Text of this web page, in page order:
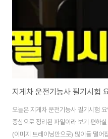
지게차 운전기능사 필기시험
오늘은 지게차 운전기능사 필기시험
중심으로 정리된 파일이라 보기 편하
(이미지 트레이닝만으로) 많이들 떨어